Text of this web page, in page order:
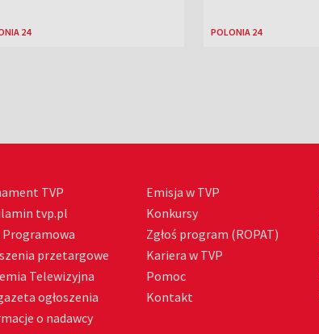
24 POLONIA 24
TVP
tvp.pl
Programowa
przetargowe
Telewizyjna
ogłoszenia
o nadawcy
Emisja w TVP
Konkursy
Zgłoś program (ROPAT)
Kariera w TVP
Pomoc
Kontakt